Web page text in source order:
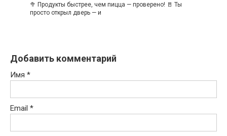
🥦 Продукты быстрее, чем пицца — проверено! 🚪 Ты
просто открыл дверь — и
Добавить комментарий
Имя *
Email *